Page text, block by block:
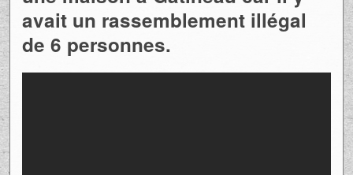
avait un rassemblement illégal
de 6 personnes.